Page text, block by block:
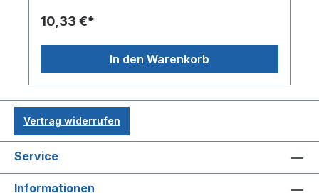
10,33 €*
In den Warenkorb
Vertrag widerrufen
Service
Informationen